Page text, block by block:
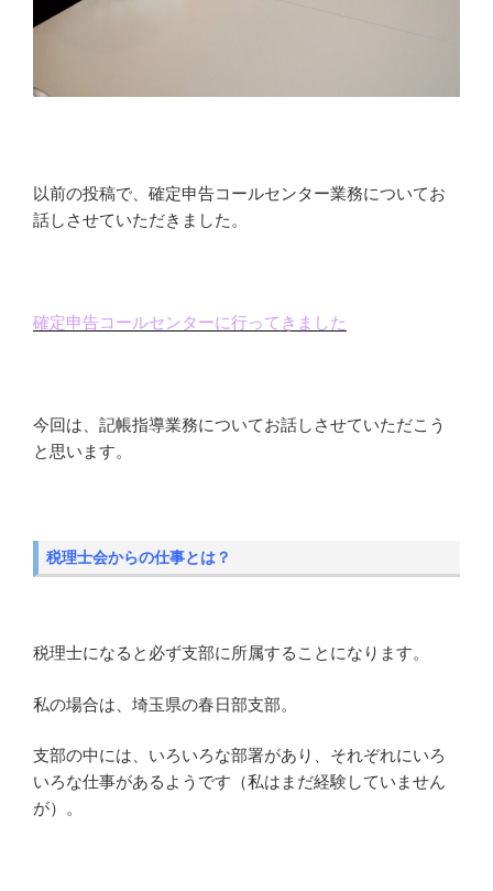
以前の投稿で、確定申告コールセンター業務についてお
話しさせていただきました。
確定申告コールセンターに行ってきました
今回は、記帳指導業務についてお話しさせていただこう
と思います。
税理士会からの仕事とは？
税理士になると必ず支部に所属することになります。
私の場合は、埼玉県の春日部支部。
支部の中には、いろいろな部署があり、それぞれにいろ
いろな仕事があるようです（私はまだ経験していません
が）。